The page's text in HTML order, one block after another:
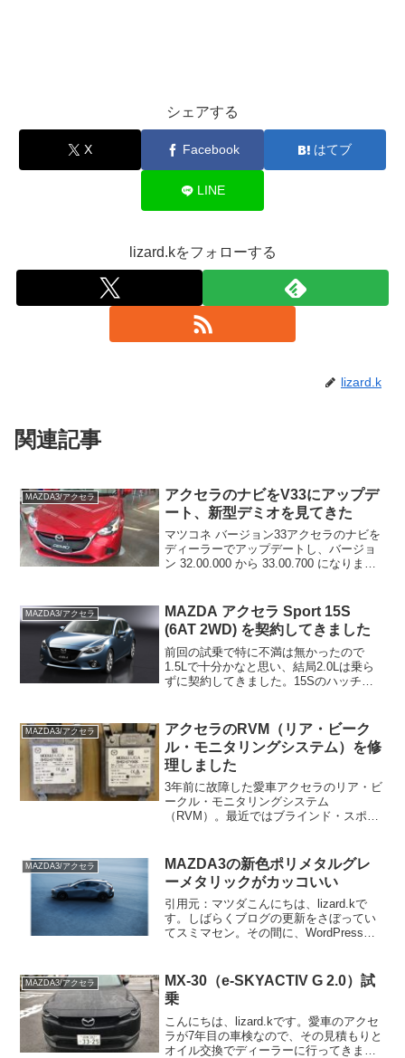
シェアする
X Facebook はてブ
LINE
lizard.kをフォローする
lizard.k
関連記事
MAZDA3/アクセラ
アクセラのナビをV33にアップデ
ート、新型デミオを見てきた
マツコネ バージョン33アクセラのナビを
ディーラーでアップデートし、バージョ
ン 32.00.000 から 33.00.700 になりまし
主な更新内容は以下の通りです。 ...
MAZDA3/アクセラ
MAZDA アクセラ Sport 15S
(6AT 2WD) を契約してきました
前回の試乗で特に不満は無かったので
1.5Lで十分かなと思い、結局2.0Lは乗ら
ずに契約してきました。15Sのハッチバ
まりない感じが気に入りました。今乗っ
ているのは初...
MAZDA3/アクセラ
アクセラのRVM（リア・ビーク
ル・モニタリングシステム）を修
理しました
3年前に故障した愛車アクセラのリア・ビ
ークル・モニタリングシステム
（RVM）。最近ではブラインド・スポッ
イクがいるとサイドミラーに印が点灯
し、その方向にウインカー...
MAZDA3/アクセラ
MAZDA3の新色ポリメタルグレ
ーメタリックがカッコいい
引用元：マツダこんにちは、lizard.kで
す。しばらくブログの更新をさぼってい
てスミマセン。その間に、WordPressの
いました。設定項目が盛りだくさんで使
いこ...
MAZDA3/アクセラ
MX-30（e-SKYACTIV G 2.0）試
乗
こんにちは、lizard.kです。愛車のアクセ
ラが7年目の車検なので、その見積もりと
オイル交換でディーラーに行ってきまし